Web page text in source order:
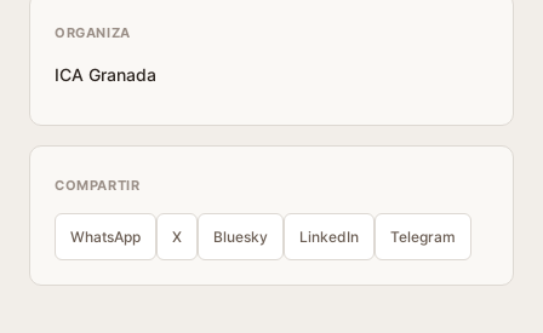
ORGANIZA
ICA Granada
COMPARTIR
WhatsApp X Bluesky LinkedIn Telegram